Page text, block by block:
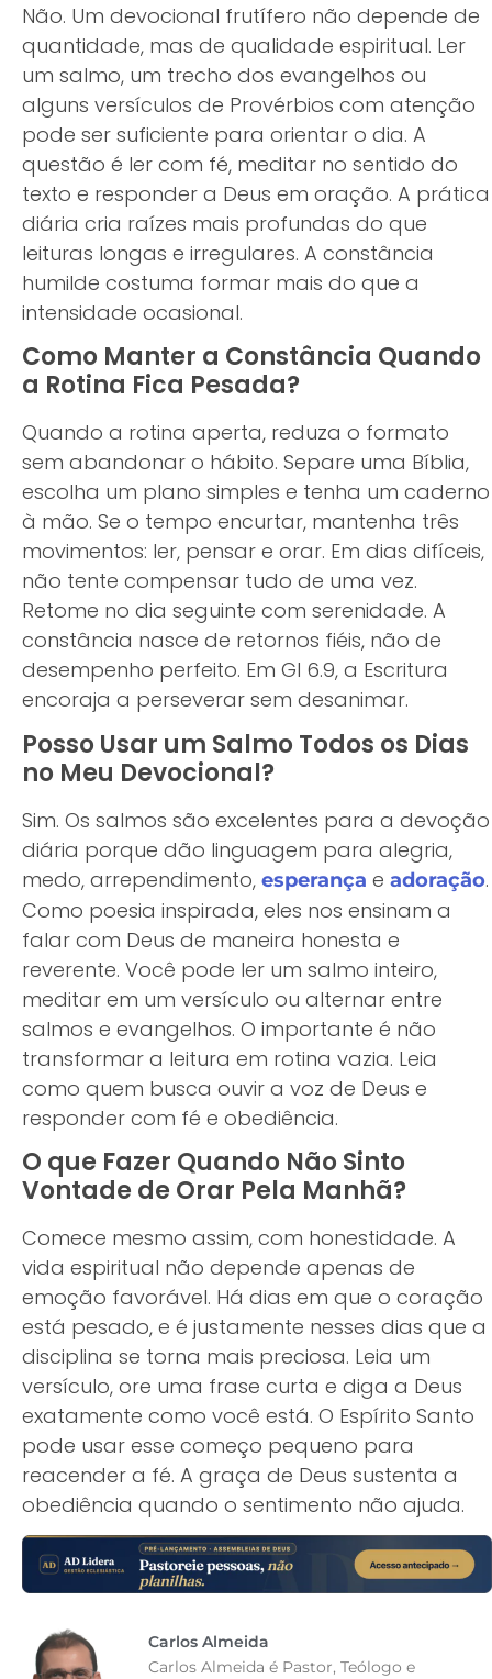
Não. Um devocional frutífero não depende de
quantidade, mas de qualidade espiritual. Ler
um salmo, um trecho dos evangelhos ou
alguns versículos de Provérbios com atenção
pode ser suficiente para orientar o dia. A
questão é ler com fé, meditar no sentido do
texto e responder a Deus em oração. A prática
diária cria raízes mais profundas do que
leituras longas e irregulares. A constância
humilde costuma formar mais do que a
intensidade ocasional.
Como Manter a Constância Quando
a Rotina Fica Pesada?
Quando a rotina aperta, reduza o formato
sem abandonar o hábito. Separe uma Bíblia,
escolha um plano simples e tenha um caderno
à mão. Se o tempo encurtar, mantenha três
movimentos: ler, pensar e orar. Em dias difíceis,
não tente compensar tudo de uma vez.
Retome no dia seguinte com serenidade. A
constância nasce de retornos fiéis, não de
desempenho perfeito. Em Gl 6.9, a Escritura
encoraja a perseverar sem desanimar.
Posso Usar um Salmo Todos os Dias
no Meu Devocional?
Sim. Os salmos são excelentes para a devoção
diária porque dão linguagem para alegria,
medo, arrependimento, esperança e adoração.
Como poesia inspirada, eles nos ensinam a
falar com Deus de maneira honesta e
reverente. Você pode ler um salmo inteiro,
meditar em um versículo ou alternar entre
salmos e evangelhos. O importante é não
transformar a leitura em rotina vazia. Leia
como quem busca ouvir a voz de Deus e
responder com fé e obediência.
O que Fazer Quando Não Sinto
Vontade de Orar Pela Manhã?
Comece mesmo assim, com honestidade. A
vida espiritual não depende apenas de
emoção favorável. Há dias em que o coração
está pesado, e é justamente nesses dias que a
disciplina se torna mais preciosa. Leia um
versículo, ore uma frase curta e diga a Deus
exatamente como você está. O Espírito Santo
pode usar esse começo pequeno para
reacender a fé. A graça de Deus sustenta a
obediência quando o sentimento não ajuda.
Carlos Almeida
Carlos Almeida é Pastor, Teólogo e